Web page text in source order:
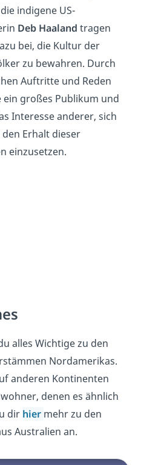
indigene US-
Deb Haaland tragen
bei, die Kultur der
zu bewahren. Durch
Auftritte und Reden
ein großes Publikum und
Interesse anderer, sich
Erhalt dieser
einzusetzen.
alles Wichtige zu den
Nordamerikas.
anderen Kontinenten
denen es ähnlich
dir hier mehr zu den
Australien an.